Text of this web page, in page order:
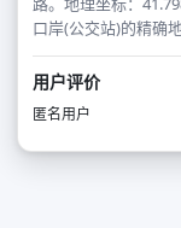
口岸(公交站)的精确
用户评价
匿名用户